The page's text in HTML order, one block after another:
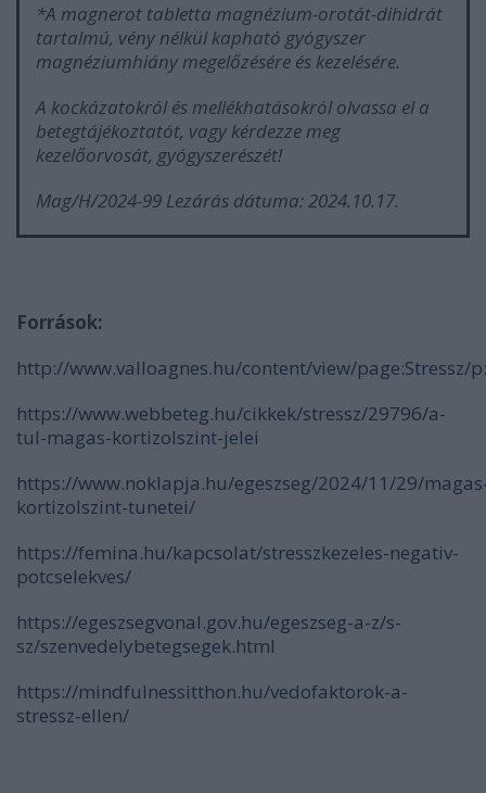
*A magnerot tabletta magnézium-orotát-dihidrát
tartalmú, vény nélkül kapható gyógyszer
magnéziumhiány megelőzésére és kezelésére.
A kockázatokról és mellékhatásokról olvassa el a
betegtájékoztatót, vagy kérdezze meg
kezelőorvosát, gyógyszerészét!
Mag/H/2024-99 Lezárás dátuma: 2024.10.17.
Források:
http://www.valloagnes.hu/content/view/page:Stressz/
https://www.webbeteg.hu/cikkek/stressz/29796/a-
tul-magas-kortizolszint-jelei
https://www.noklapja.hu/egeszseg/2024/11/29/
kortizolszint-tunetei/
https://femina.hu/kapcsolat/stresszkezeles-negativ-
potcselekves/
https://egeszsegvonal.gov.hu/egeszseg-a-z/s-
sz/szenvedelybetegsegek.html
https://mindfulnessitthon.hu/vedofaktorok-a-
stressz-ellen/